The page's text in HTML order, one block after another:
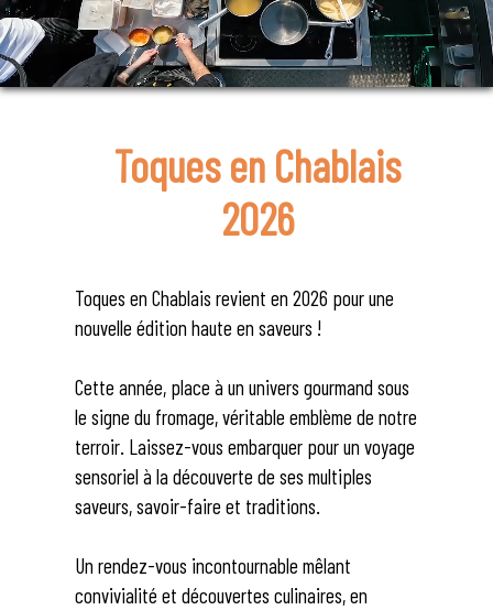
Toques en Chablais
2026
Toques en Chablais revient en 2026 pour une
nouvelle édition haute en saveurs !
Cette année, place à un univers gourmand sous
le signe du fromage, véritable emblème de notre
terroir. Laissez-vous embarquer pour un voyage
sensoriel à la découverte de ses multiples
saveurs, savoir-faire et traditions.
Un rendez-vous incontournable mêlant
convivialité et découvertes culinaires, en